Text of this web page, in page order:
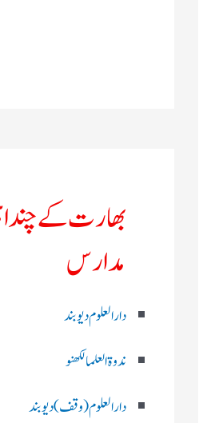
بھارت کے چند
مدارس
دارالعلوم دیوبند
ندوۃالعلما لکھنو
دارالعلوم (وقف)دیوبند